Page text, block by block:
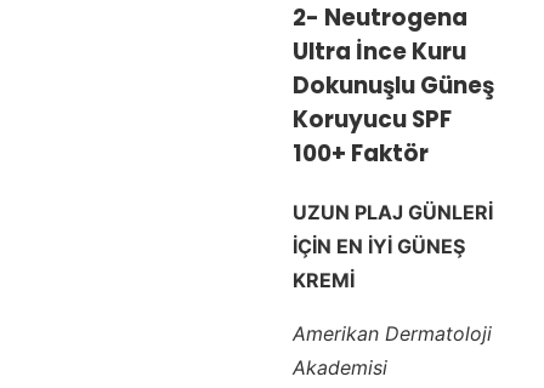
2- Neutrogena
Ultra İnce Kuru
Dokunuşlu Güneş
Koruyucu SPF
100+ Faktör
UZUN PLAJ GÜNLERİ
İÇİN EN İYİ GÜNEŞ
KREMİ
Amerikan Dermatoloji
Akademisi